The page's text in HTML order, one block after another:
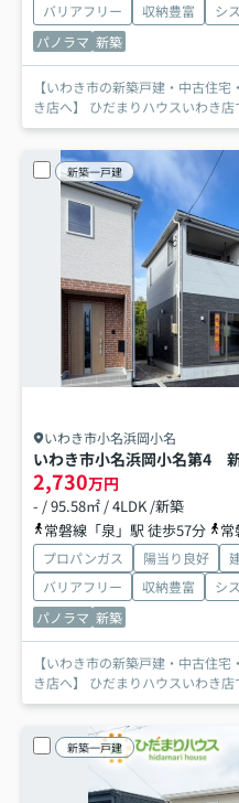
バリアフリー
収納豊富
シ
パノラマ 新築
【いわき市の新築戸建・中古住
き店へ】 ひだまりハウスい
新築一戸建
いわき市小名浜岡小名
いわき市小名浜岡小名第4
2,730万円
- / 95.58㎡ / 4LDK /新築
常磐線「泉」駅 徒歩57分
常
プロパンガス 陽当り良好
バリアフリー
収納豊富
シ
パノラマ 新築
【いわき市の新築戸建・中古住
き店へ】 ひだまりハウスい
新築一戸建